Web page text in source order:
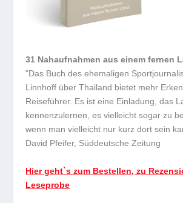
31 Nahaufnahmen aus einem fernen
"Das Buch des ehemaligen
Linnhoff über Thailand bietet mehr
Reiseführer. Es ist eine Einladung, das
kennenzulernen, es vielleicht sogar zu
wenn man vielleicht nur kurz dort sein
David Pfeifer, Süddeutsche Zeitung
Hier geht`s zum Bestellen, zu
Leseprobe